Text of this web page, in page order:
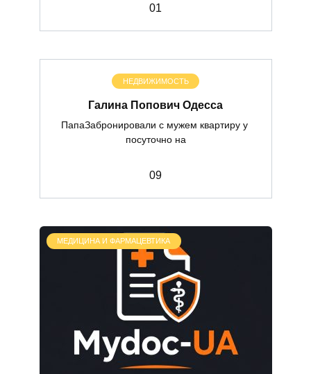
01
НЕДВИЖИМОСТЬ
Галина Попович Одесса
ПапаЗабронировали с мужем квартиру у
посуточно на
09
МЕДИЦИНА И ФАРМАЦЕВТИКА